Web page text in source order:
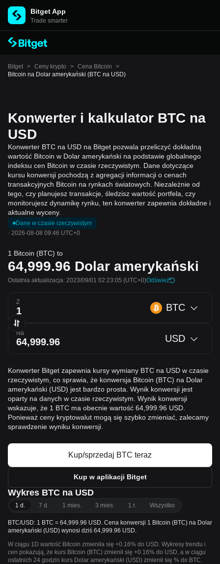
Bitget App
Trade smarter
Bitget > Ceny krypto > Cena Bitcoin
>
Bitcoin na Dolar amerykański (BTC na USD)
Konwerter i kalkulator BTC na
USD
Konwerter BTC na USD na Bitget pozwala przeliczyć dokładną
wartość Bitcoin w Dolar amerykański na podstawie globalnego
indeksu cen Bitcoin w czasie rzeczywistym. Dane dotyczące
kursu konwersji pochodzą z agregacji informacji o cenach
transakcyjnych Bitcoin na rynkach światowych. Niezależnie od
tego, czy planujesz transakcje, śledzisz wartość portfela, czy
monitorujesz dynamikę rynku, ten konwerter zapewnia dokładne i
aktualne wyceny.
Dane w czasie rzeczywistym
· 2026-08-08 09:46 UTC+0
1 Bitcoin (BTC) to
64,999.96 Dolar amerykański
Ostatnia aktualizacja: 2023/09/01 02:23:05 (UTC+0)Odśwież
Z BTC
Na USD
Konwerter Bitget zapewnia kursy wymiany BTC na USD w czasie
rzeczywistym, co sprawia, że konwersja Bitcoin (BTC) na Dolar
amerykański (USD) jest bardzo prosta. Wynik konwersji jest
oparty na danych w czasie rzeczywistym. Wynik konwersji
wskazuje, że 1 BTC ma obecnie wartość 64,999.96 USD.
Ponieważ ceny kryptowalut mogą się szybko zmieniać, zalecamy
sprawdzenie wyniku konwersji.
Kup/sprzedaj BTC teraz
Kup w aplikacji Bitget
Wykres BTC na USD
1 d. 7 d. 1 mies. 3 mies. 1 r. Wszystko
BTC/USD: 1 BTC = 64,999.96 USD. Cena konwersji 1 Bitcoin (BTC) na Dolar
amerykański (USD) wynosi dziś 64,999.96 USD.
W ciągu 1D wartość Bitcoin zmieniła się +0.16% do USD. Wykresy trendu i
cen pokazują, że kurs Bitcoin (BTC) zmienił się +0.16% do USD, a w ciągu
ostatnich 24 godzin kurs Dolar amerykański (USD) zmienił się % do BTC.